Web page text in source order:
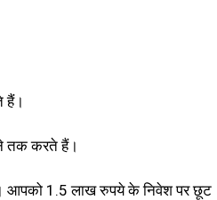
हैं।
तक करते हैं।
आपको 1.5 लाख रुपये के निवेश पर छूट